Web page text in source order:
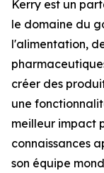
Kerry est un
le domaine du
l'alimentation,
créer des
une
meilleur impact
connaissances
son équipe